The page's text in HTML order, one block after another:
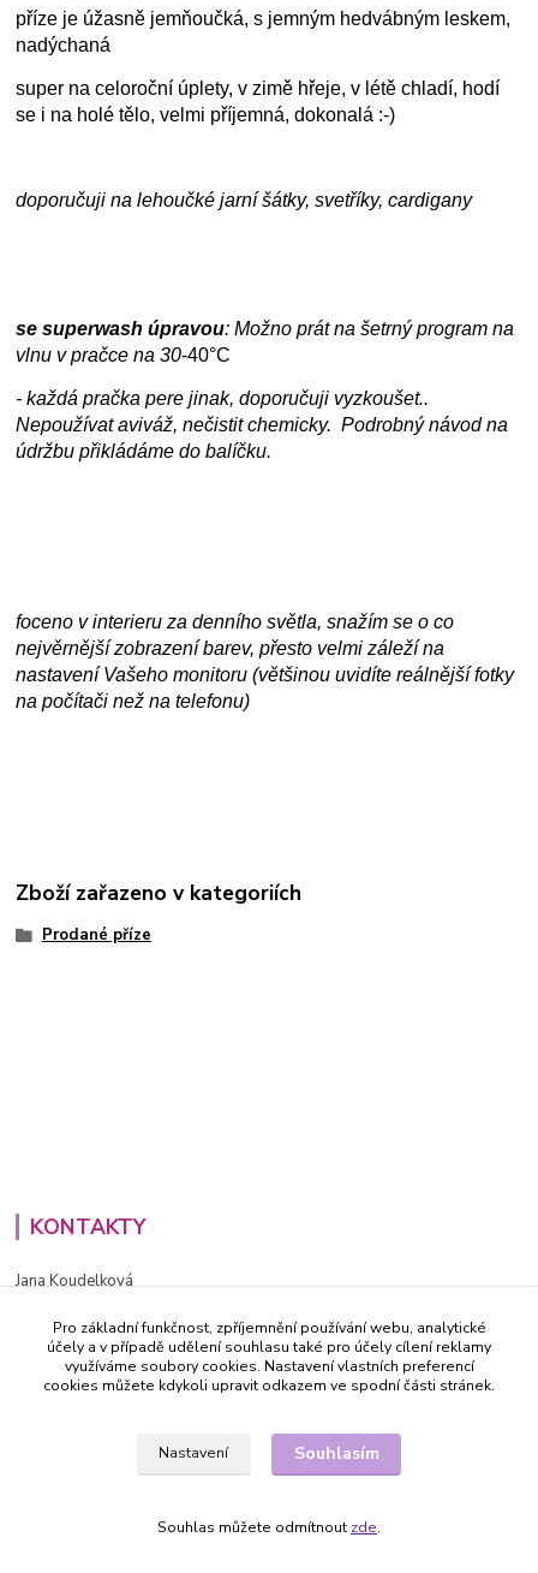
příze je úžasně jemňoučká, s jemným hedvábným leskem,
nadýchaná
super na celoroční úplety, v zimě hřeje, v létě chladí, hodí
se i na holé tělo, velmi příjemná, dokonalá :-)
doporučuji na lehoučké jarní šátky, svetříky, cardigany
se superwash úpravou: Možno prát na šetrný program na
vlnu v pračce na30-40°C
- každá pračka pere jinak, doporučuji vyzkoušet..
Nepoužívat aviváž, nečistit chemicky. Podrobný návod na
údržbu přikládáme do balíčku.
foceno v interieru za denního světla, snažím se o co
nejvěrnější zobrazení barev, přesto velmi záleží na
nastavení Vašeho monitoru (většinou uvidíte reálnější fotky
na počítači než na telefonu)
Zboží zařazeno v kategoriích
Prodané příze
KONTAKTY
Jana Koudelková
PO - PÁ (8-16h)
info@decida.cz
Pro základní funkčnost, zpříjemnění používání webu, analytické
účely a v případě udělení souhlasu také pro účely cílení reklamy
využíváme soubory cookies. Nastavení vlastních preferencí
cookies můžete kdykoli upravit odkazem ve spodní části stránek.
Nastavení Souhlasím
Souhlas můžete odmítnout zde.